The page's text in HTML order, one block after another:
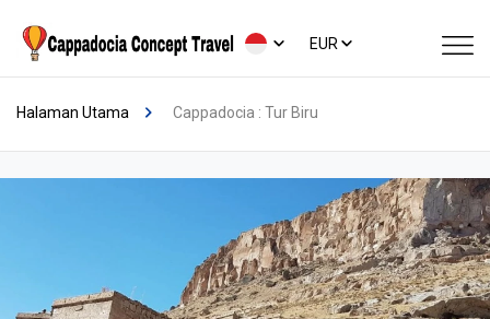
EUR
Halaman Utama Cappadocia : Tur Biru